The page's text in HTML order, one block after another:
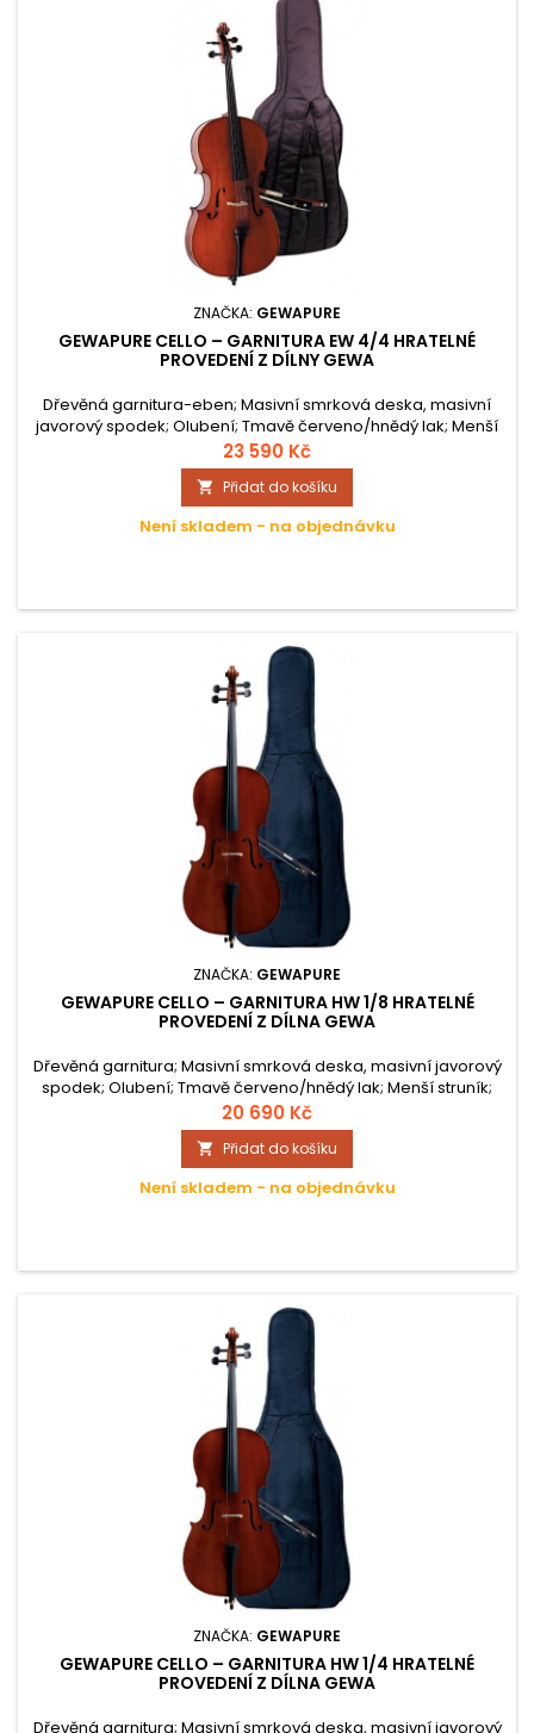
ZNAČKA: GEWAPURE
GEWAPURE CELLO – GARNITURA EW 4/4 HRATELNÉ
PROVEDENÍ Z DÍLNY GEWA
Dřevěná garnitura-eben; Masivní smrková deska, masivní
javorový spodek; Olubení; Tmavě červeno/hnědý lak; Menší
struník; Ocelové struny; Bodec s kužel.ukončením z
ebenového dřeva; Smyčec-přírodní žíně; Povlak pro čelo -
Nytex; Kapsa pro smyčec a struny; včetně komponentů
(struny, kobylka, struník atd.); Hratelné provedení;
23 590 Kč
 Přidat do košíku
Není skladem - na objednávku
ZNAČKA: GEWAPURE
GEWAPURE CELLO – GARNITURA HW 1/8 HRATELNÉ
PROVEDENÍ Z DÍLNA GEWA
Dřevěná garnitura; Masivní smrková deska, masivní javorový
spodek; Olubení; Tmavě červeno/hnědý lak; Menší struník;
Ocelové struny; Bodec s kužel.ukončením z ebenového
dřeva; Smyčec-přírodní žíně; Povlak pro čelo - Nytex; Kapsa
pro smyčec a struny; včetně komponentů (struny, kobylka,
struník atd.); Hratelné provedení;
20 690 Kč
 Přidat do košíku
Není skladem - na objednávku
ZNAČKA: GEWAPURE
GEWAPURE CELLO – GARNITURA HW 1/4 HRATELNÉ
PROVEDENÍ Z DÍLNA GEWA
Dřevěná garnitura; Masivní smrková deska, masivní javorový